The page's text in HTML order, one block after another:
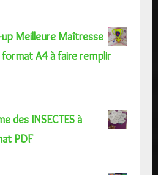
Meilleure Maîtresse
A4 à faire remplir
des INSECTES à
PDF